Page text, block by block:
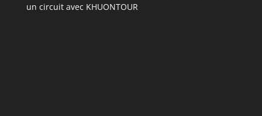
un circuit avec KHUONTOUR